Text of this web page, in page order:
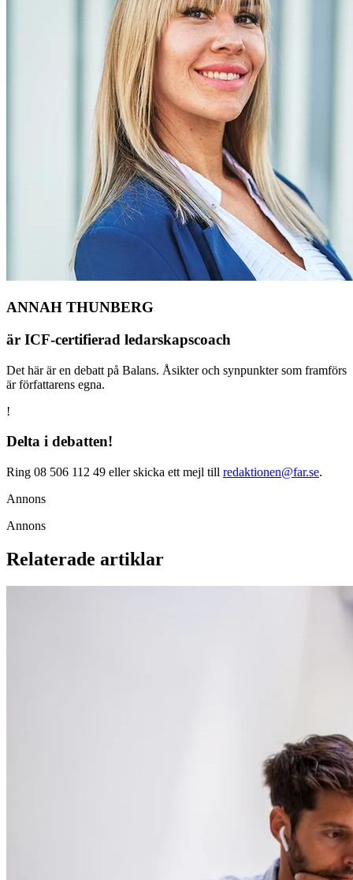
ANNAH THUNBERG
är ICF-certifierad ledarskapscoach
Det här är en debatt på Balans. Åsikter och synpunkter som framförs
är författarens egna.
!
Delta i debatten!
Ring 08 506 112 49 eller skicka ett mejl till redaktionen@far.se.
Annons
Annons
Relaterade artiklar